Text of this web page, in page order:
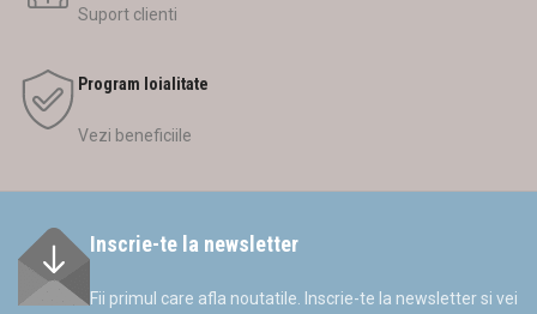
Suport clienti
Program loialitate
Vezi beneficiile
Inscrie-te la newsletter
Fii primul care afla noutatile. Inscrie-te la newsletter si vei